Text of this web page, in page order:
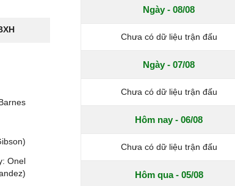
Onel
Ngày - 08/08
Chưa có dữ liệu trận đấu
Ngày - 07/08
Chưa có dữ liệu trận đấu
Hôm nay - 06/08
Chưa có dữ liệu trận đấu
Hôm qua - 05/08